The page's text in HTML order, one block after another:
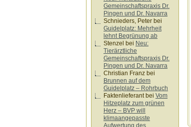
Gemeinschaftspraxis Dr.
Pingen und Dr. Navarra
Schnieders, Peter bei
Guidelplatz: Mehrheit
lehnt Begrünung ab
Stenzel bei Neu:
Tierärztliche
Gemeinschaftspraxis Dr.
Pingen und Dr. Navarra
Christian Franz bei
Brunnen auf dem
Guidelplatz – Rohrbuch
Faktenlieferantbei Vom
Hitzeplatz zum grünen
Herz – BVP will
klimaangepasste
Aufwertung des